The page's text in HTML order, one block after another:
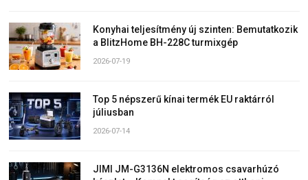
Konyhai teljesítmény új szinten: Bemutatkozik
a BlitzHome BH-228C turmixgép
2026-07-19
Top 5 népszerű kínai termék EU raktárról
júliusban
2026-07-14
JIMI JM-G3136N elektromos csavarhúzó